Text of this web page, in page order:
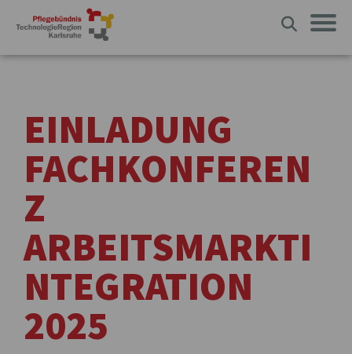
EINLADUNG
FACHKONFEREN
Z
ARBEITSMARKTI
NTEGRATION
2025